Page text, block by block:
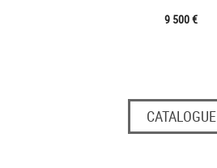
9 500 €
CATALOGUE